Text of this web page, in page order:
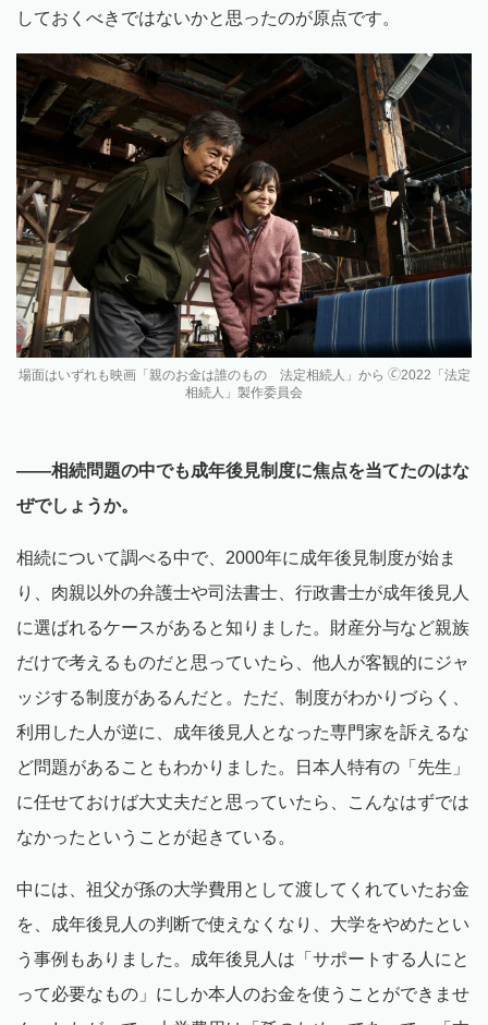
しておくべきではないかと思ったのが原点です。
場面はいずれも映画「親のお金は誰のもの 法定相続人」から 🄫2022「法定
相続人」製作委員会
——相続問題の中でも成年後見制度に焦点を当てたのはな
ぜでしょうか。
相続について調べる中で、2000年に成年後見制度が始ま
り、肉親以外の弁護士や司法書士、行政書士が成年後見人
に選ばれるケースがあると知りました。財産分与など親族
だけで考えるものだと思っていたら、他人が客観的にジャ
ッジする制度があるんだと。ただ、制度がわかりづらく、
利用した人が逆に、成年後見人となった専門家を訴えるな
ど問題があることもわかりました。日本人特有の「先生」
に任せておけば大丈夫だと思っていたら、こんなはずでは
なかったということが起きている。
中には、祖父が孫の大学費用として渡してくれていたお金
を、成年後見人の判断で使えなくなり、大学をやめたとい
う事例もありました。成年後見人は「サポートする人にと
って必要なもの」にしか本人のお金を使うことができませ